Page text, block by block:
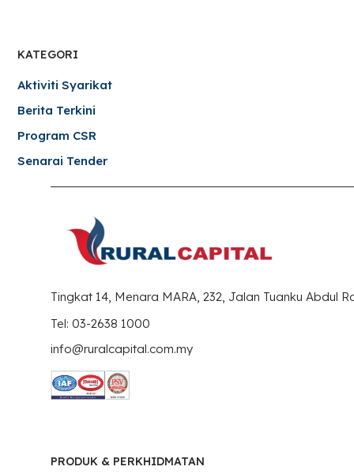
KATEGORI
Aktiviti Syarikat
Berita Terkini
Program CSR
Senarai Tender
Tingkat 14, Menara MARA, 232, Jalan Tuanku Abdul
Tel: 03-2638 1000
info@ruralcapital.com.my
PRODUK & PERKHIDMATAN